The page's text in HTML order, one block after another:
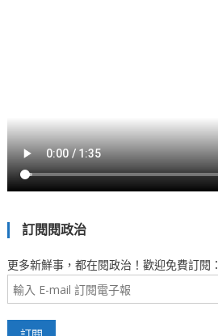
訂閱閱政治
更多新鮮事，都在閱政治！歡迎免費訂閱：